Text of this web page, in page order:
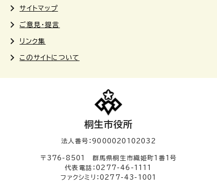
サイトマップ
ご意見・提言
リンク集
このサイトについて
桐生市役所
法人番号：9000020102032
〒376-8501 群馬県桐生市織姫町1番1号
代表電話：0277-46-1111
ファクシミリ：0277-43-1001